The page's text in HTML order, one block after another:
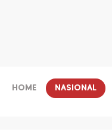
HOME NASIONAL